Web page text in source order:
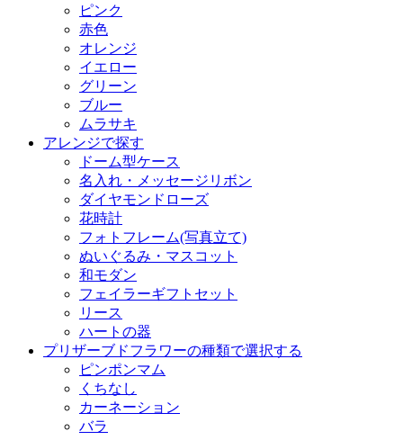
ピンク
赤色
オレンジ
イエロー
グリーン
ブルー
ムラサキ
アレンジで探す
ドーム型ケース
名入れ・メッセージリボン
ダイヤモンドローズ
花時計
フォトフレーム(写真立て)
ぬいぐるみ・マスコット
和モダン
フェイラーギフトセット
リース
ハートの器
プリザーブドフラワーの種類で選択する
ピンポンマム
くちなし
カーネーション
バラ